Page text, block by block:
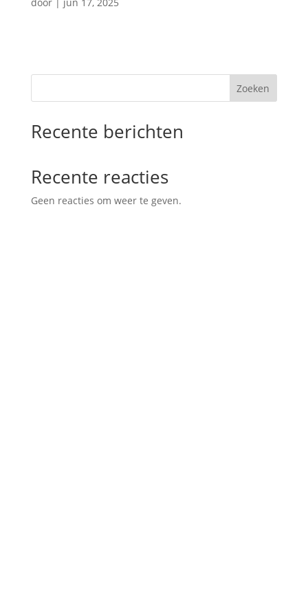
Zoeken
Recente berichten
Recente reacties
Geen reacties om weer te geven.